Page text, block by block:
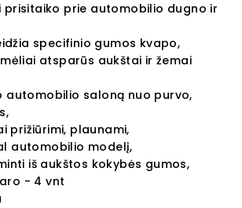
prisitaiko prie automobilio dugno ir
specifinio gumos kvapo,
atsparūs aukštai ir žemai
automobilio saloną nuo purvo,
prižiūrimi, plaunami,
automobilio modelį,
iš aukštos kokybės gumos,
- 4 vnt